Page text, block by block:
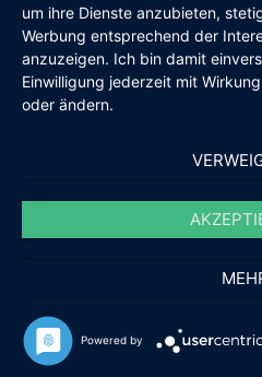
um ihre Dienste anzubieten,
Werbung entsprechend der
anzuzeigen. Ich bin damit
Einwilligung jederzeit mit
oder ändern.
Powered by